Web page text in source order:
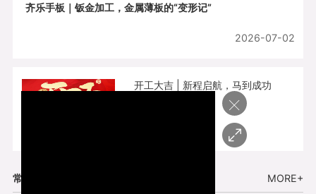
齐乐手板｜钣金加工，金属薄板的“变形记”
2026-07-02
开工大吉 | 新程启航，马到成功
常见问题 MORE+
×